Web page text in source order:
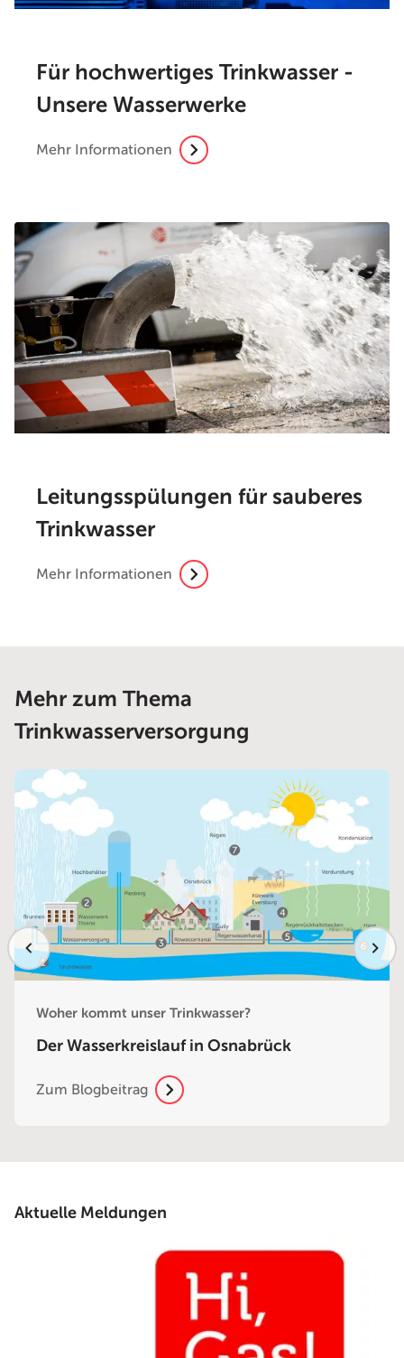
Für hochwertiges Trinkwasser -
Unsere Wasserwerke
Mehr Informationen
Leitungsspülungen für sauberes
Trinkwasser
Mehr Informationen
Mehr zum Thema
Trinkwasserversorgung
Woher kommt unser Trinkwasser?
Der Wasserkreislauf in Osnabrück
Zum Blogbeitrag
Aktuelle Meldungen